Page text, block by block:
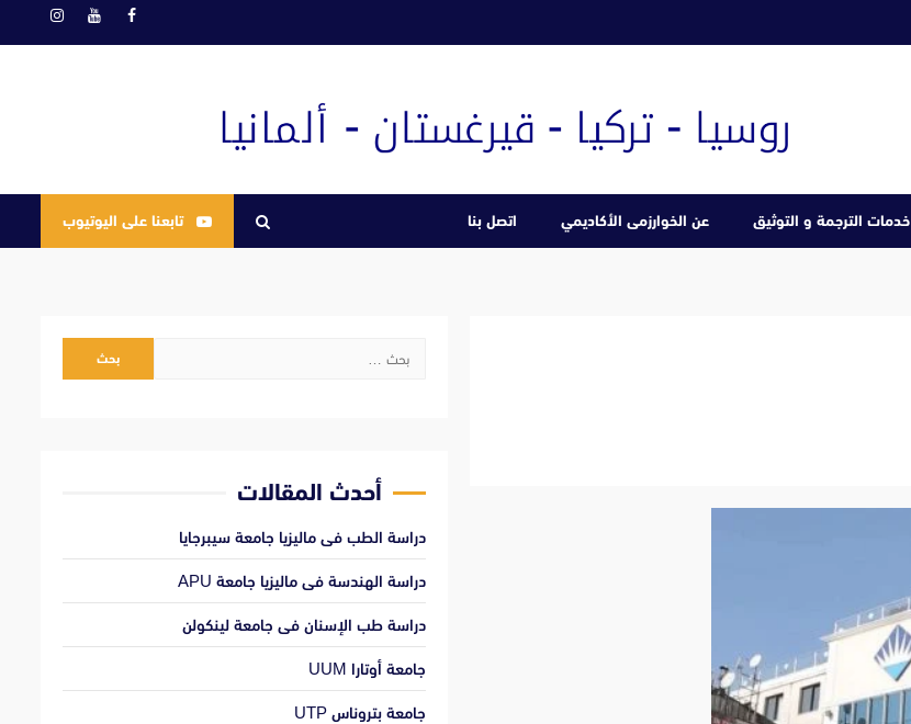
فيسبوكيوتيوب
خدمات الترجمة و التوثيق عن الخوارزمى الأكاديمي اتصل بنا تابعنا على اليوتيوب
البحث
أحدث المقالات
دراسة الطب فى ماليزيا جامعة سيبرجايا
دراسة الهندسة فى ماليزيا جامعة APU
دراسة طب الإسنان فى جامعة لينكولن
جامعة أوتارا UUM
جامعة بتروناس UTP